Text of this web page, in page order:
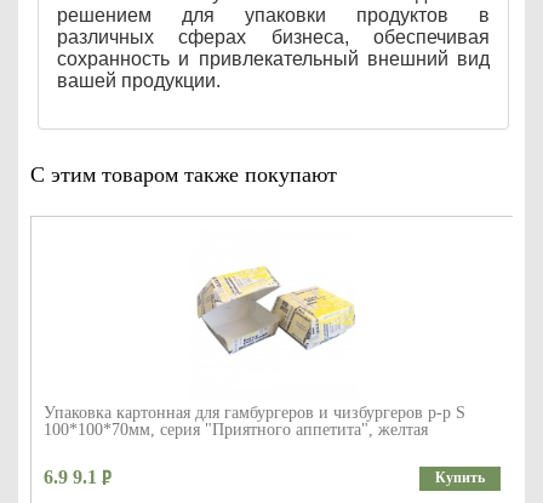
решением для упаковки продуктов в
различных сферах бизнеса, обеспечивая
сохранность и привлекательный внешний вид
вашей продукции.
С этим товаром также покупают
Упаковка картонная для гамбургеров и чизбургеров р-р S
100*100*70мм, серия "Приятного аппетита", желтая
6.9 9.1 Купить